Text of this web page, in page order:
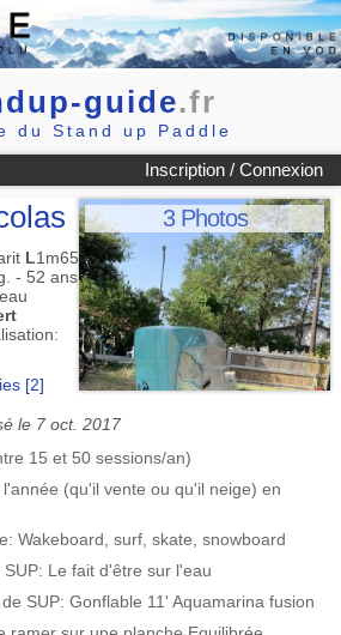
guide.fr
du Stand up Paddle
Inscription / Connexion
3 Photos
L1m65
- 52 ans
[2]
le 7 oct. 2017
15 et 50 sessions/an)
(qu'il vente ou qu'il neige) en
Wakeboard, surf, skate, snowboard
Le fait d'être sur l'eau
SUP: Gonflable 11' Aquamarina fusion